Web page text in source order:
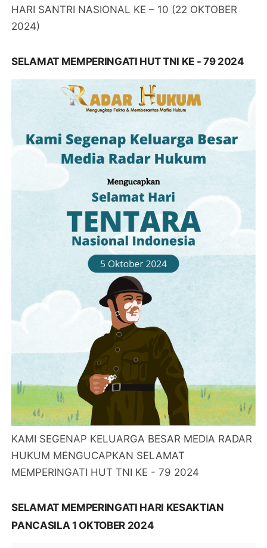
HARI SANTRI NASIONAL KE – 10 (22 OKTOBER
2024)
SELAMAT MEMPERINGATI HUT TNI KE - 79 2024
KAMI SEGENAP KELUARGA BESAR MEDIA RADAR
HUKUM MENGUCAPKAN SELAMAT
MEMPERINGATI HUT TNI KE - 79 2024
SELAMAT MEMPERINGATI HARI KESAKTIAN
PANCASILA 1 OKTOBER 2024